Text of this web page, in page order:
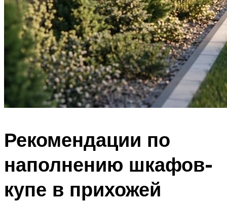
Рекомендации по
наполнению шкафов-
купе в прихожей